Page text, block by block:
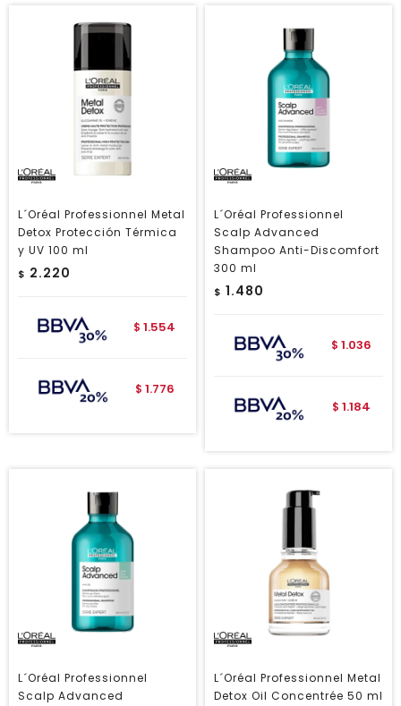
L´Oréal Professionnel Metal
Detox Protección Térmica
y UV 100 ml
$ 2.220
$ 1.554
$ 1.776
L´Oréal Professionnel
Scalp Advanced
Shampoo Anti-Discomfort
300 ml
$ 1.480
$ 1.036
$ 1.184
L´Oréal Professionnel
Scalp Advanced
L´Oréal Professionnel Metal
Detox Oil Concentrée 50 ml